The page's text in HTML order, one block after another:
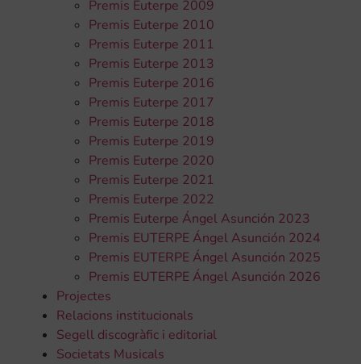
Premis Euterpe 2009
Premis Euterpe 2010
Premis Euterpe 2011
Premis Euterpe 2013
Premis Euterpe 2016
Premis Euterpe 2017
Premis Euterpe 2018
Premis Euterpe 2019
Premis Euterpe 2020
Premis Euterpe 2021
Premis Euterpe 2022
Premis Euterpe Ángel Asunción 2023
Premis EUTERPE Ángel Asunción 2024
Premis EUTERPE Ángel Asunción 2025
Premis EUTERPE Ángel Asunción 2026
Projectes
Relacions institucionals
Segell discogràfic i editorial
Societats Musicals